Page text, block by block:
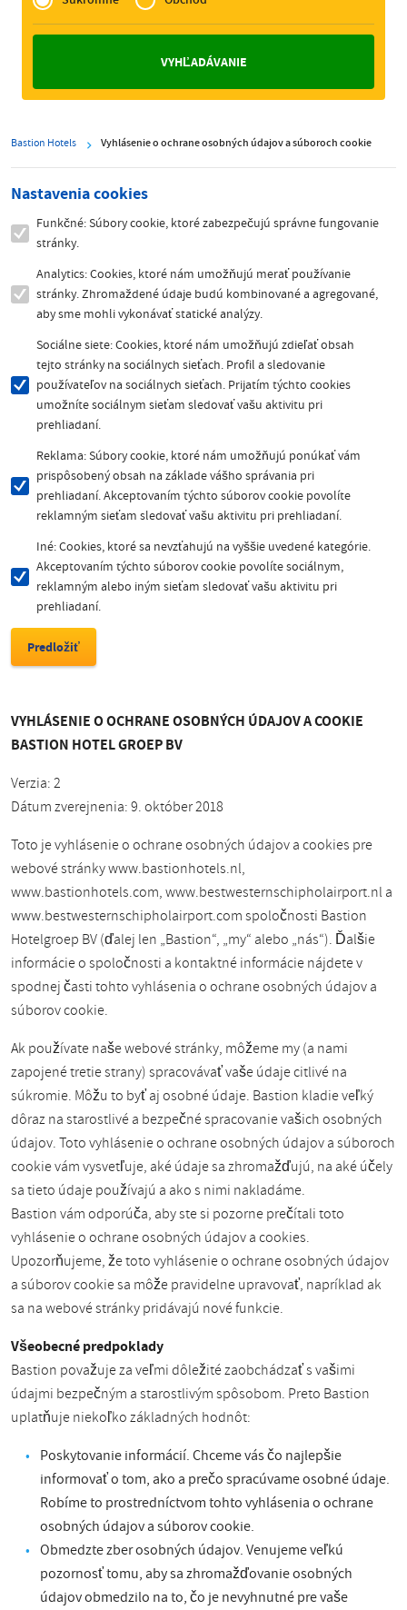
Zakelijk
Bastion Hotels Vyhlásenie o ochrane osobných údajov a súboroch cookie
Nastavenia cookies
Funkčné: Súbory cookie, ktoré zabezpečujú správne fungovanie
stránky.
Analytics: Cookies, ktoré nám umožňujú merať používanie
stránky. Zhromaždené údaje budú kombinované a agregované,
aby sme mohli vykonávať statické analýzy.
Sociálne siete: Cookies, ktoré nám umožňujú zdieľať obsah
tejto stránky na sociálnych sieťach. Profil a sledovanie
používateľov na sociálnych sieťach. Prijatím týchto cookies
umožníte sociálnym sieťam sledovať vašu aktivitu pri
prehliadaní.
Reklama: Súbory cookie, ktoré nám umožňujú ponúkať vám
prispôsobený obsah na základe vášho správania pri
prehliadaní. Akceptovaním týchto súborov cookie povolíte
reklamným sieťam sledovať vašu aktivitu pri prehliadaní.
Iné: Cookies, ktoré sa nevzťahujú na vyššie uvedené kategórie.
Akceptovaním týchto súborov cookie povolíte sociálnym,
reklamným alebo iným sieťam sledovať vašu aktivitu pri
prehliadaní.
VYHLÁSENIE O OCHRANE OSOBNÝCH ÚDAJOV A COOKIE
BASTION HOTEL GROEP BV
Verzia: 2
Dátum zverejnenia: 9. október 2018
Toto je vyhlásenie o ochrane osobných údajov a cookies pre
webové stránky www.bastionhotels.nl,
www.bastionhotels.com, www.bestwesternschipholairport.nl a
www.bestwesternschipholairport.com spoločnosti Bastion
Hotelgroep BV (ďalej len „Bastion“, „my“ alebo „nás“). Ďalšie
informácie o spoločnosti a kontaktné informácie nájdete v
spodnej časti tohto vyhlásenia o ochrane osobných údajov a
súborov cookie.
Ak používate naše webové stránky, môžeme my (a nami
zapojené tretie strany) spracovávať vaše údaje citlivé na
súkromie. Môžu to byť aj osobné údaje. Bastion kladie veľký
dôraz na starostlivé a bezpečné spracovanie vašich osobných
údajov. Toto vyhlásenie o ochrane osobných údajov a súboroch
cookie vám vysvetľuje, aké údaje sa zhromažďujú, na aké účely
sa tieto údaje používajú a ako s nimi nakladáme.
Bastion vám odporúča, aby ste si pozorne prečítali toto
vyhlásenie o ochrane osobných údajov a cookies.
Upozorňujeme, že toto vyhlásenie o ochrane osobných údajov
a súborov cookie sa môže pravidelne upravovať, napríklad ak
sa na webové stránky pridávajú nové funkcie.
Všeobecné predpoklady
Bastion považuje za veľmi dôležité zaobchádzať s vašimi
údajmi bezpečným a starostlivým spôsobom. Preto Bastion
uplatňuje niekoľko základných hodnôt:
Poskytovanie informácií. Chceme vás čo najlepšie
informovať o tom, ako a prečo spracúvame osobné údaje.
Robíme to prostredníctvom tohto vyhlásenia o ochrane
osobných údajov a súborov cookie.
Obmedzte zber osobných údajov. Venujeme veľkú
pozornosť tomu, aby sa zhromažďovanie osobných
údajov obmedzilo na to, čo je nevyhnutné pre vaše